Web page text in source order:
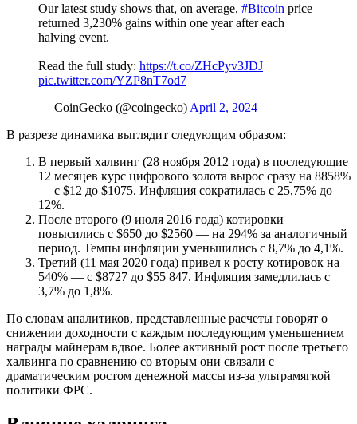
Our latest study shows that, on average, #Bitcoin price
returned 3,230% gains within one year after each
halving event.
Read the full study: https://t.co/ZHcPyv3JDJ
pic.twitter.com/YZP8nT7od7
— CoinGecko (@coingecko) April 2, 2024
В разрезе динамика выглядит следующим образом:
В первый халвинг (28 ноября 2012 года) в последующие
12 месяцев курс цифрового золота вырос сразу на 8858%
— с $12 до $1075. Инфляция сократилась с 25,75% до
12%.
После второго (9 июля 2016 года) котировки
повысились с $650 до $2560 — на 294% за аналогичный
период. Темпы инфляции уменьшились с 8,7% до 4,1%.
Третий (11 мая 2020 года) привел к росту котировок на
540% — с $8727 до $55 847. Инфляция замедлилась с
3,7% до 1,8%.
По словам аналитиков, представленные расчеты говорят о
снижении доходности с каждым последующим уменьшением
награды майнерам вдвое. Более активный рост после третьего
халвинга по сравнению со вторым они связали с
драматическим ростом денежной массы из-за ультрамягкой
политики ФРС.